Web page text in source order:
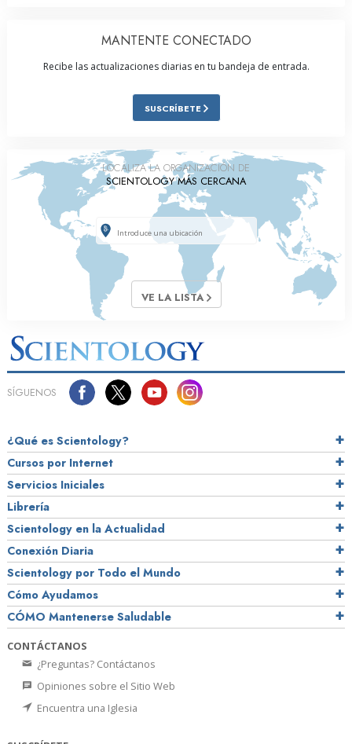
MANTENTE CONECTADO
Recibe las actualizaciones diarias en tu bandeja de entrada.
SUSCRÍBETE
LOCALIZA LA ORGANIZACIÓN DE
SCIENTOLOGY MÁS CERCANA
VE LA LISTA
SÍGUENOS
¿Qué es Scientology?
Cursos por Internet
Servicios Iniciales
Librería
Scientology en la Actualidad
Conexión Diaria
Scientology por Todo el Mundo
Cómo Ayudamos
CÓMO Mantenerse Saludable
CONTÁCTANOS
¿Preguntas? Contáctanos
Opiniones sobre el Sitio Web
Encuentra una Iglesia